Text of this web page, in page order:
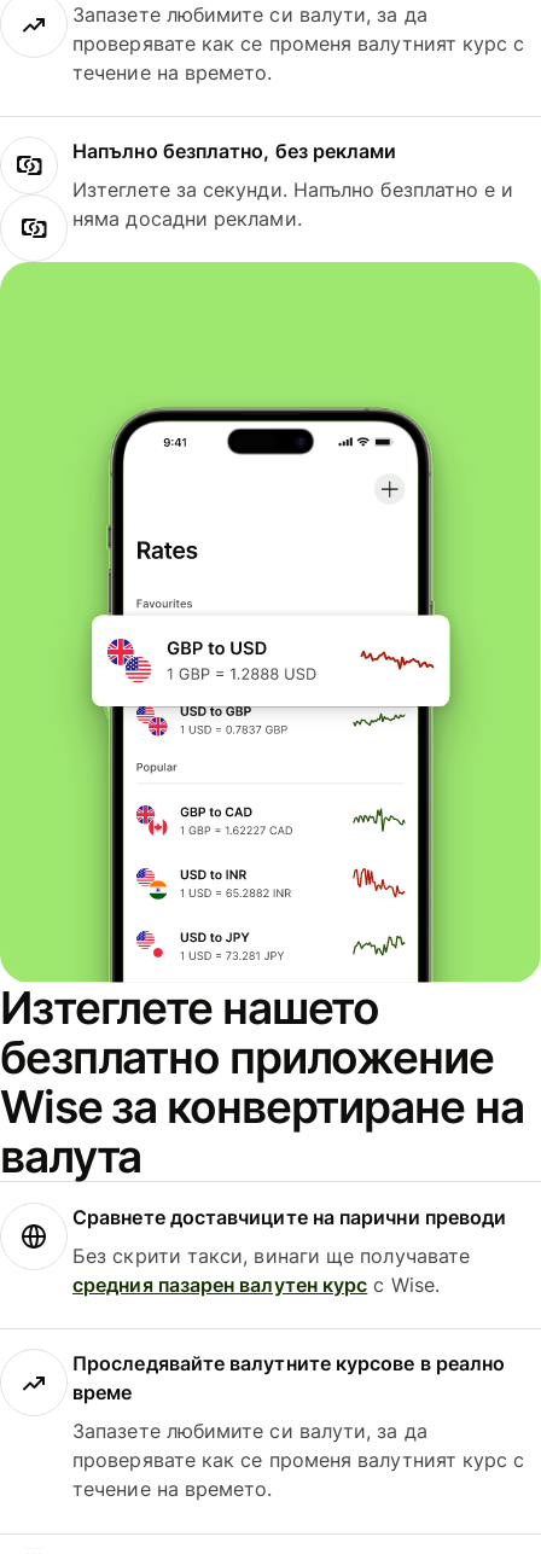
Запазете любимите си валути, за да
проверявате как се променя валутният курс с
течение на времето.
Напълно безплатно, без реклами
Изтеглете за секунди. Напълно безплатно е и
няма досадни реклами.
Изтеглете нашето
безплатно приложение
Wise за конвертиране на
валута
Сравнете доставчиците на парични преводи
Без скрити такси, винаги ще получавате
средния пазарен валутен курс с Wise.
Проследявайте валутните курсове в реално
време
Запазете любимите си валути, за да
проверявате как се променя валутният курс с
течение на времето.